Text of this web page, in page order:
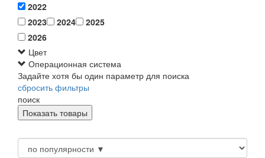
2022
2023
2024
2025
2026
Цвет
Операционная система
Задайте хотя бы один параметр для поиска
сбросить фильтры
поиск